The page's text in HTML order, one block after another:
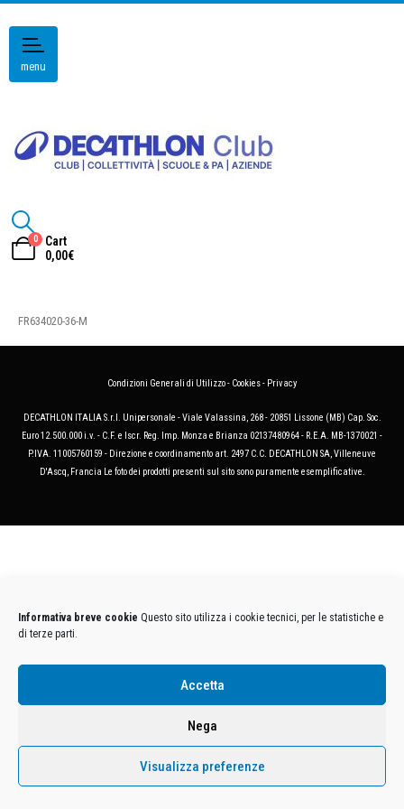
Informativa breve cookie Questo sito utilizza i cookie tecnici, per le statistiche e
di terze parti.
Accetta
Nega
Visualizza preferenze
menu
0
Cart
0,00€
FR634020-36-M
Condizioni Generali di Utilizzo- Cookies- Privacy
DECATHLON ITALIA S.r.l. Unipersonale - Viale Valassina, 268 - 20851 Lissone (MB) Cap. Soc.
Euro 12.500.000 i.v. - C.F. e Iscr. Reg. Imp. Monza e Brianza 02137480964 - R.E.A. MB-1370021 -
P.IVA. 11005760159 - Direzione e coordinamento art. 2497 C.C. DECATHLON SA, Villeneuve
D'Ascq, Francia Le foto dei prodotti presenti sul sito sono puramente esemplificative.